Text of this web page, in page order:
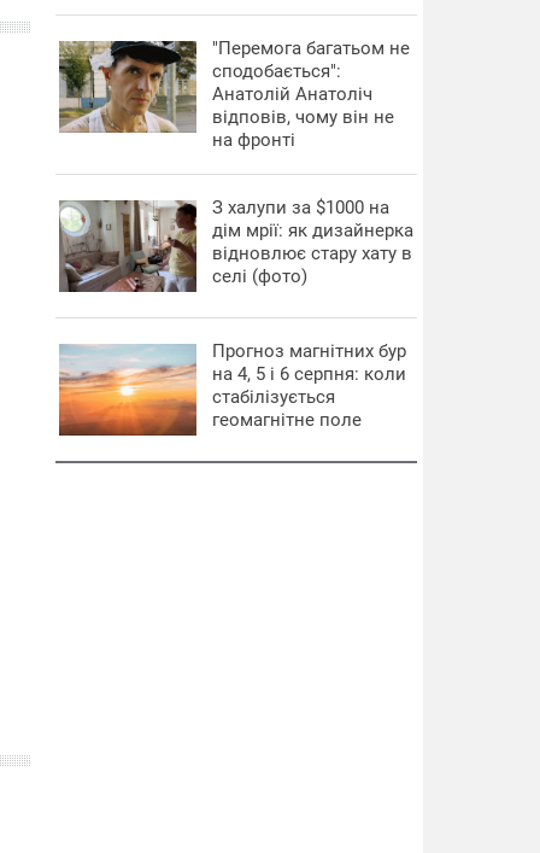
"Перемога багатьом не
сподобається":
Анатолій Анатоліч
відповів, чому він не
на фронті
З халупи за $1000 на
дім мрії: як дизайнерка
відновлює стару хату в
селі (фото)
Прогноз магнітних бур
на 4, 5 і 6 серпня: коли
стабілізується
геомагнітне поле